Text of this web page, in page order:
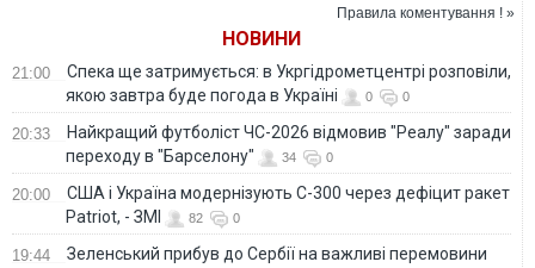
Правила коментування ! »
НОВИНИ
21:00
Спека ще затримується: в Укргідрометцентрі розповіли,
якою завтра буде погода в Україні
0 0
20:33
Найкращий футболіст ЧС-2026 відмовив "Реалу" заради
переходу в "Барселону"
34 0
20:00
США і Україна модернізують С-300 через дефіцит ракет
Patriot, - ЗМІ
82 0
19:44 Зеленський прибув до Сербії на важливі перемовини